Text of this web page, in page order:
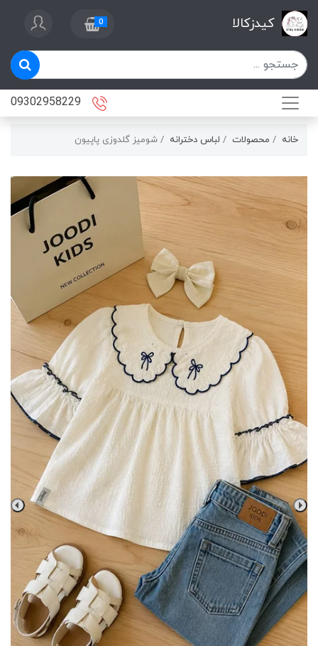
کیدزکالا 0
خانه محصولات لباس دخترانه شومیز گلدوزی پاپیون